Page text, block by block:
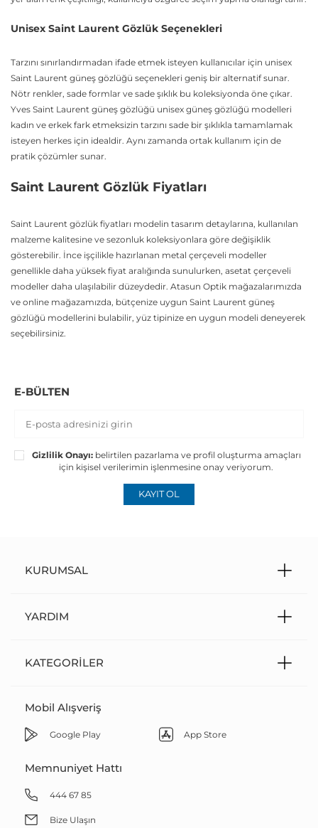
Unisex Saint Laurent Gözlük Seçenekleri
Tarzını sınırlandırmadan ifade etmek isteyen kullanıcılar için unisex
Saint Laurent güneş gözlüğü seçenekleri geniş bir alternatif sunar.
Nötr renkler, sade formlar ve sade şıklık bu koleksiyonda öne çıkar.
Yves Saint Laurent güneş gözlüğü unisex güneş gözlüğü modelleri
kadın ve erkek fark etmeksizin tarzını sade bir şıklıkla tamamlamak
isteyen herkes için idealdir. Aynı zamanda ortak kullanım için de
pratik çözümler sunar.
Saint Laurent Gözlük Fiyatları
Saint Laurent gözlük fiyatları modelin tasarım detaylarına, kullanılan
malzeme kalitesine ve sezonluk koleksiyonlara göre değişiklik
gösterebilir. İnce işçilikle hazırlanan metal çerçeveli modeller
genellikle daha yüksek fiyat aralığında sunulurken, asetat çerçeveli
modeller daha ulaşılabilir düzeydedir. Atasun Optik mağazalarımızda
ve online mağazamızda, bütçenize uygun Saint Laurent güneş
gözlüğü modellerini bulabilir, yüz tipinize en uygun modeli deneyerek
seçebilirsiniz.
E-BÜLTEN
Gizlilik Onayı:belirtilen pazarlama ve profil oluşturma amaçları
için kişisel verilerimin işlenmesine onay veriyorum.
KAYIT OL
KURUMSAL
YARDIM
KATEGORILER
Mobil Alışveriş
Google Play App Store
Memnuniyet Hattı
444 67 85
Bize Ulaşın